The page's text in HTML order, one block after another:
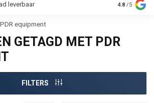
leverbaar Snelle
4.8 /5
PDR equipment
GETAGD MET PDR
FILTERS